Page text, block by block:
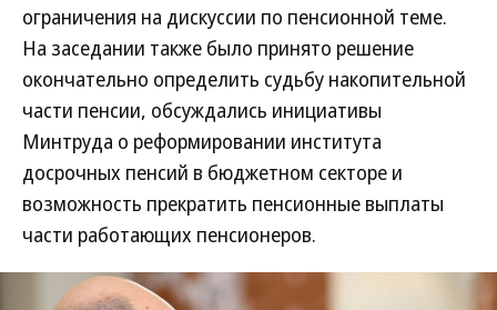
ограничения на дискуссии по пенсионной теме.
На заседании также было принято решение
окончательно определить судьбу накопительной
части пенсии, обсуждались инициативы
Минтруда о реформировании института
досрочных пенсий в бюджетном секторе и
возможность прекратить пенсионные выплаты
части работающих пенсионеров.